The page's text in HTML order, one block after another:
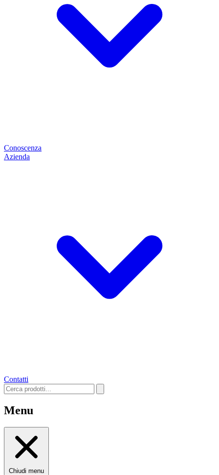
Conoscenza
Azienda
Contatti
Menu
Chiudi menu